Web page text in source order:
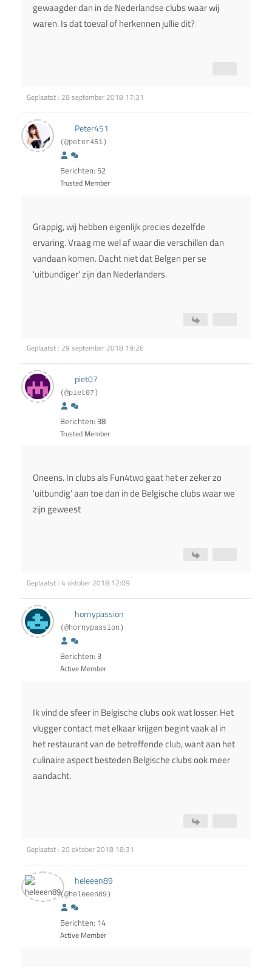
gewaagder dan in de Nederlandse clubs waar wij
waren. Is dat toeval of herkennen jullie dit?
Geplaatst : 28 september 2018 17:31
Peter451
(@peter451)
Berichten: 52
Trusted Member
Grappig, wij hebben eigenlijk precies dezelfde
ervaring. Vraag me wel af waar die verschillen dan
vandaan komen. Dacht niet dat Belgen per se
'uitbundiger' zijn dan Nederlanders.
Geplaatst : 29 september 2018 19:26
piet07
(@piet07)
Berichten: 38
Trusted Member
Oneens. In clubs als Fun4two gaat het er zeker zo
'uitbundig' aan toe dan in de Belgische clubs waar we
zijn geweest
Geplaatst : 4 oktober 2018 12:09
hornypassion
(@hornypassion)
Berichten: 3
Active Member
Ik vind de sfeer in Belgische clubs ook wat losser. Het
vlugger contact met elkaar krijgen begint vaak al in
het restaurant van de betreffende club, want aan het
culinaire aspect besteden Belgische clubs ook meer
aandacht.
Geplaatst : 20 oktober 2018 18:31
heleeen89
(@heleeen89)
Berichten: 14
Active Member